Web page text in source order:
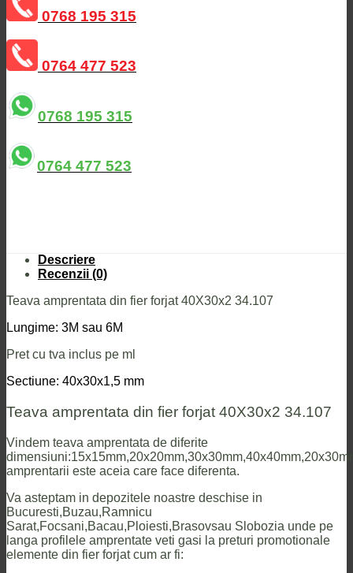
0768 195 315
0764 477 523
0768 195 315
0764 477 523
Descriere
Recenzii (0)
Teava amprentata din fier forjat 40X30x2 34.107
Lungime: 3M sau 6M
Pret cu tva inclus pe ml
Sectiune: 40x30x1,5 mm
Teava amprentata din fier forjat 40X30x2 34.107
Vindem teava amprentata de diferite
amprentarii este aceia care face diferenta.
Va asteptam in depozitele noastre deschise in
Bucuresti,Buzau,Ramnicu
Sarat,Focsani,Bacau,Ploiesti,Brasovsau Slobozia unde pe
langa profilele amprentate veti gasi la preturi promotionale
elemente din fier forjat cum ar fi: